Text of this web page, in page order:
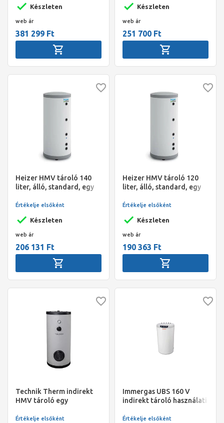
Készleten
web ár
381 299 Ft
101kgKészleten
web ár
251 700 Ft
Heizer HMV tároló 140
liter, álló, standard, egy
fix szig., O518/1290 mm,
Készleten
Értékelje elsőként
web ár
206 131 Ft
Heizer HMV tároló 120
liter, álló, standard, egy
fix szig., O518/1150 mm,
Készleten
Értékelje elsőként
web ár
190 363 Ft
Technik Therm indirekt
HMV tároló egy
névleges térfogat 281
Értékelje elsőként
Immergas UBS 160 V
indirekt tároló használati
Értékelje elsőként